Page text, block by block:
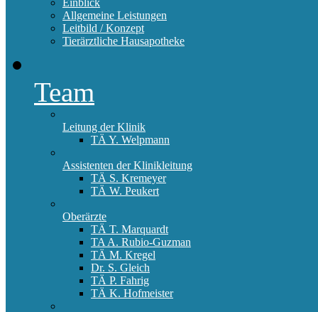
Einblick
Allgemeine Leistungen
Leitbild / Konzept
Tierärztliche Hausapotheke
Team
Leitung der Klinik
TÄ Y. Welpmann
Assistenten der Klinikleitung
TÄ S. Kremeyer
TÄ W. Peukert
Oberärzte
TÄ T. Marquardt
TA A. Rubio-Guzman
TÄ M. Kregel
Dr. S. Gleich
TÄ P. Fahrig
TÄ K. Hofmeister